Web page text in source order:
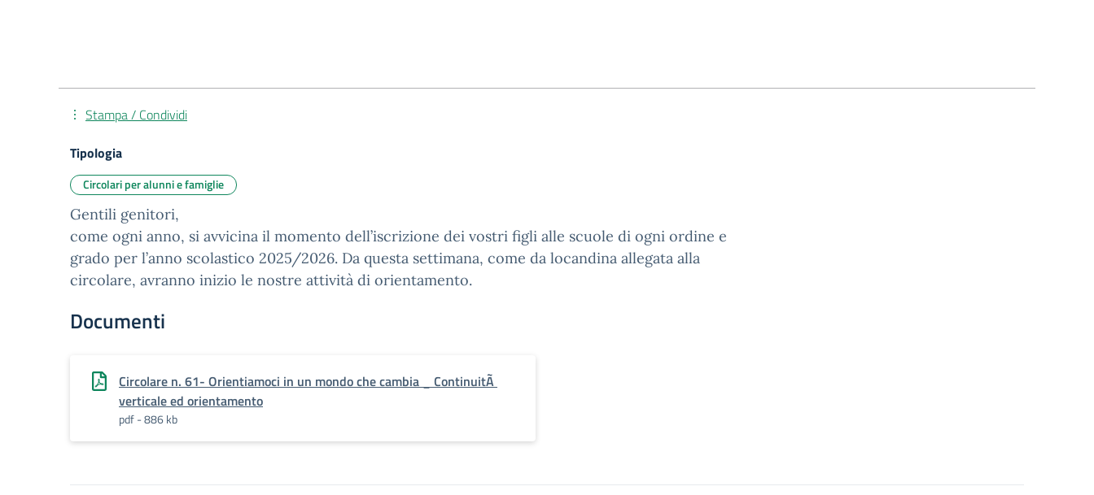
Gentili genitori,
come ogni anno, si avvicina il momento dell’iscrizione dei vostri figli alle scuole di ogni ordine e
grado per l’anno scolastico 2025/2026. Da questa settimana, come da locandina allegata alla
circolare, avranno inizio le nostre attività di orientamento.
Documenti
Circolare n. 61- Orientiamoci in un mondo che cambia _ ContinuitÃ
verticale ed orientamento
pdf - 886 kb
Stampa / Condividi
Tipologia
Circolari per alunni e famiglie